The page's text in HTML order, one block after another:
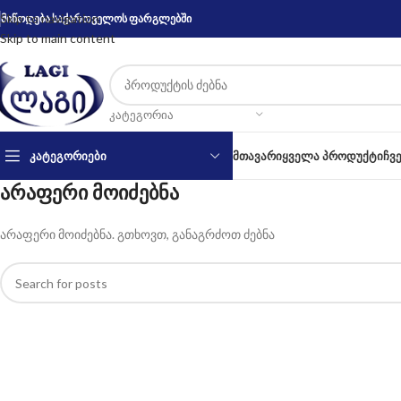
Skip to navigation
Skip to main content
მიწოდება საქართველოს ფარგლებში
ᲙᲐᲢᲔᲒᲝᲠᲘᲐ
ᲙᲐᲢᲔᲒᲝᲠᲘᲔᲑᲘ ᲛᲗᲐᲕᲐᲠᲘᲧᲕᲔᲚᲐ ᲞᲠᲝᲓᲣᲥᲢᲘ
არაფერი მოიძებნა
არაფერი მოიძებნა. გთხოვთ, განაგრძოთ ძებნა